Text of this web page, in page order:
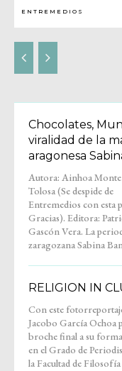
ENTREMEDIOS
Chocolates,
viralidad de la
aragonesa
Autora: Ainhoa
Tolosa (Se despide de
Entremedios con esta
Gracias). Editora: Patricia
Gascón Vera. La periodista
zaragozana Sabina
tras años como reportera
televisión y locutora de spots
para grandes
comenzó su andadura en
RELIGION IN
Con este
Jacobo García Ochoa
broche final a su
en el Grado de
la Facultad de
Letras y cierra también
etapa como
Entremedios. Su